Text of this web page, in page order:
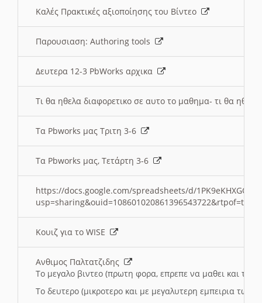
Καλές Πρακτικές αξιοποίησης του Βίντεο
Παρουσιαση: Authoring tools
Δευτερα 12-3 PbWorks αρχικα
Τι θα ηθελα διαφορετικο σε αυτο το μαθημα- τι θα
Τα Pbworks μας Τριτη 3-6
Τα Pbworks μας, Τετάρτη 3-6
https://docs.google.com/spreadsheets/d/
Κουιζ για το WISE
Ανθιμος Παλτατζιδης
Το μεγαλο βιντεο (πρωτη φορα, επρεπε να μαθει και το
Το δευτερο (μικροτερο και με μεγαλυτερη εμπειρια